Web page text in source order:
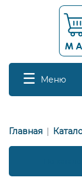
Меню
Главная